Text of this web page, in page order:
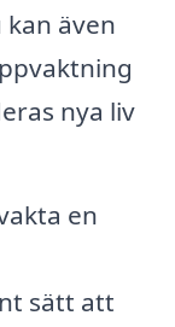
även
nya liv
en
sätt att